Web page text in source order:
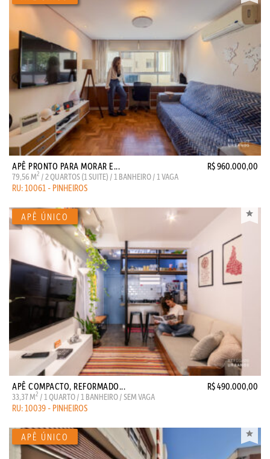
APÊ PRONTO PARA MORAR E... R$ 960.000,00
79,56 M2 / 2 QUARTOS (1 SUITE) / 1 BANHEIRO / 1 VAGA
RU: 10061 - PINHEIROS
APÊ COMPACTO, REFORMADO... R$ 490.000,00
33,37 M2 / 1 QUARTO / 1 BANHEIRO / SEM VAGA
RU: 10039 - PINHEIROS